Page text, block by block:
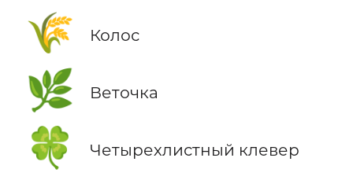
🌾 Колос
🌿 Веточка
🍀 Четырехлистный клевер